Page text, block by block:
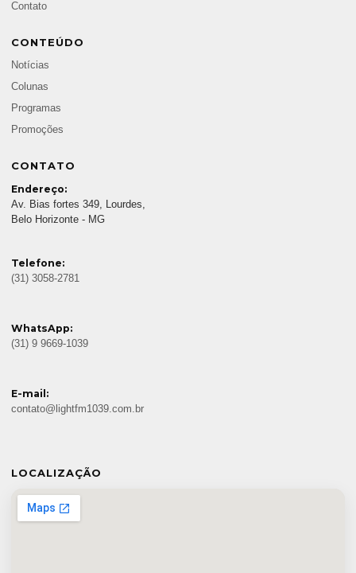
Contato
CONTEÚDO
Notícias
Colunas
Programas
Promoções
CONTATO
Endereço:
Av. Bias fortes 349, Lourdes,
Belo Horizonte - MG
Telefone:
(31) 3058-2781
WhatsApp:
(31) 9 9669-1039
E-mail:
contato@lightfm1039.com.br
LOCALIZAÇÃO